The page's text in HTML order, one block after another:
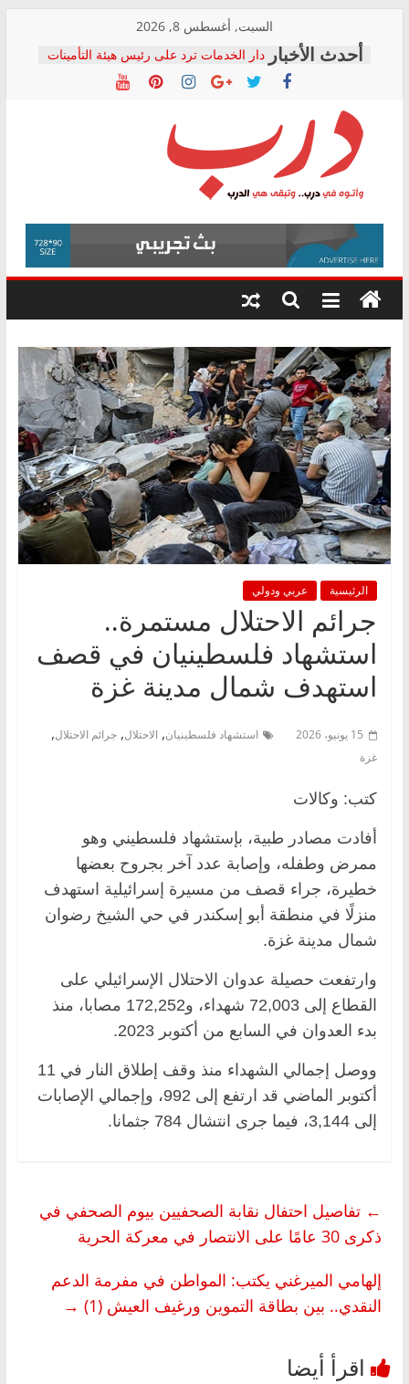
content
السبت, أغسطس 8, 2026
دار الخدمات ترد على رئيس هيئة التأمينات
بعد مؤتمره الصحفي: إنكار الأزمة لا ينهي
معاناة أصحاب المعاشات.. ونطالب بكشف
فرحات سليمان يكتب: القطاع الصحي إلى
أين؟
حزب التحالف الشعبي يطلق لجنة “الحق
في الصحة” بالإسكندرية لرصد الانتهاكات
ودعم المرضى
الوزاري لمدينة الصحفيين.. وانتهاء أعمال
إنشاء المبنى الإداري
المجلس القومي لحقوق الإنسان يعلن
متابعة قضية الدكتور محمد زهران.. ويؤكد:
قرينة البراءة وضمانات المحاكمة العادلة
درب
وأتوه
درب..
وتبقى
هي
الرئيسية عربي ودولي
جرائم الاحتلال مستمرة..
استشهاد فلسطينيان في قصف
استهدف شمال مدينة غزة
15 يونيو، 2026 استشهاد فلسطينيان, الاحتلال, جرائم الاحتلال,
غزة
كتب: وكالات
أفادت مصادر طبية، بإستشهاد فلسطيني وهو
ممرض وطفله، وإصابة عدد آخر بجروح بعضها
خطيرة، جراء قصف من مسيرة إسرائيلية استهدف
منزلًا في منطقة أبو إسكندر في حي الشيخ رضوان
شمال مدينة غزة.
وارتفعت حصيلة عدوان الاحتلال الإسرائيلي على
القطاع إلى 72,003 شهداء، و172,252 مصابا، منذ
بدء العدوان في السابع من أكتوبر 2023.
ووصل إجمالي الشهداء منذ وقف إطلاق النار في 11
أكتوبر الماضي قد ارتفع إلى 992، وإجمالي الإصابات
إلى 3,144، فيما جرى انتشال 784 جثمانا.
← تفاصيل احتفال نقابة الصحفيين بيوم الصحفي في
ذكرى 30 عامًا على الانتصار في معركة الحرية
إلهامي الميرغني يكتب: المواطن في مفرمة الدعم
النقدي.. بين بطاقة التموين ورغيف العيش (1)
→